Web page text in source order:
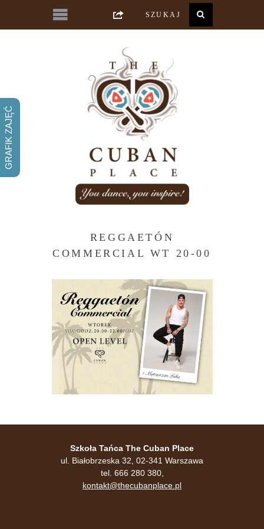
REGGAETÓN
COMMERCIAL WT 20-00
Szkoła Tańca The Cuban Place
ul. Białobrzeska 32, 02-341 Warszawa
tel. 666 280 380,
kontakt@thecubanplace.pl
GRAFIK ZAJĘĆ